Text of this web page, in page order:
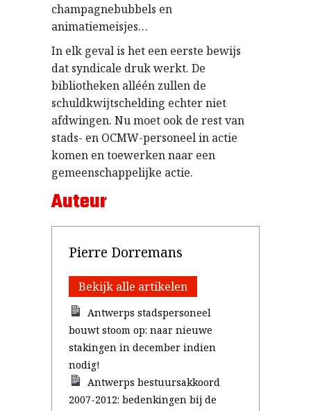
champagnebubbels en
animatiemeisjes…
In elk geval is het een eerste bewijs
dat syndicale druk werkt. De
bibliotheken alléén zullen de
schuldkwijtschelding echter niet
afdwingen. Nu moet ook de rest van
stads- en OCMW-personeel in actie
komen en toewerken naar een
gemeenschappelijke actie.
Auteur
Pierre Dorremans
Bekijk alle artikelen
Antwerps stadspersoneel
bouwt stoom op: naar nieuwe
stakingen in december indien
nodig!
Antwerps bestuursakkoord
2007-2012: bedenkingen bij de